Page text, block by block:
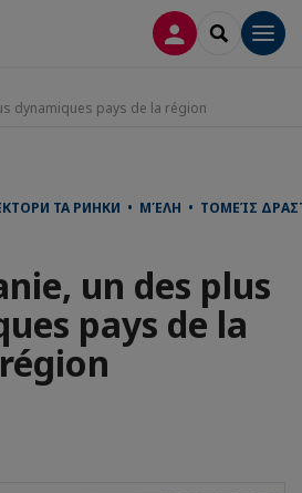
CONNEXION
dynamiques pays de la région
ТА РИНКИ • ΜΈΛΗ • ΤΟΜΕΊΣ
un des plus
pays de la
région